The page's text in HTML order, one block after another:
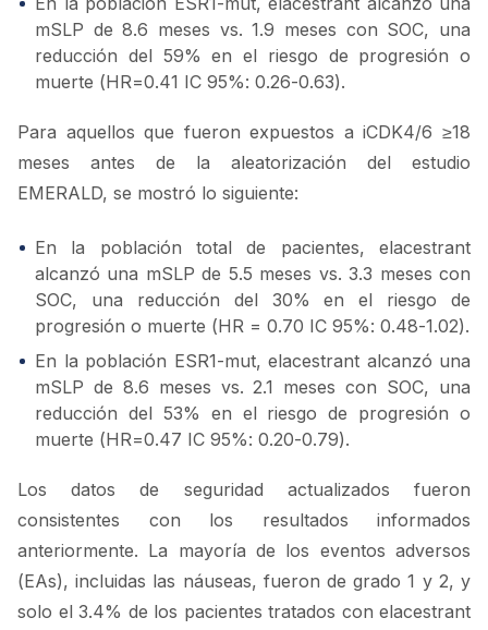
mSLP de 8.6 meses vs. 1.9 meses con SOC, una
reducción del 59% en el riesgo de progresión o
muerte (HR=0.41 IC 95%: 0.26-0.63).
Para aquellos que fueron expuestos a iCDK4/6 ≥18
meses antes de la aleatorización del estudio
EMERALD, se mostró lo siguiente:
En la población total de pacientes, elacestrant
alcanzó una mSLP de 5.5 meses vs. 3.3 meses con
SOC, una reducción del 30% en el riesgo de
progresión o muerte (HR = 0.70 IC 95%: 0.48-1.02).
En la población ESR1-mut, elacestrant alcanzó una
mSLP de 8.6 meses vs. 2.1 meses con SOC, una
reducción del 53% en el riesgo de progresión o
muerte (HR=0.47 IC 95%: 0.20-0.79).
Los datos de seguridad actualizados fueron
consistentes con los resultados informados
anteriormente. La mayoría de los eventos adversos
(EAs), incluidas las náuseas, fueron de grado 1 y 2, y
solo el 3.4% de los pacientes tratados con elacestrant